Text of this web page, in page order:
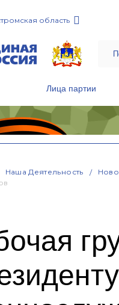
область
Лица партии
Наша Деятельность